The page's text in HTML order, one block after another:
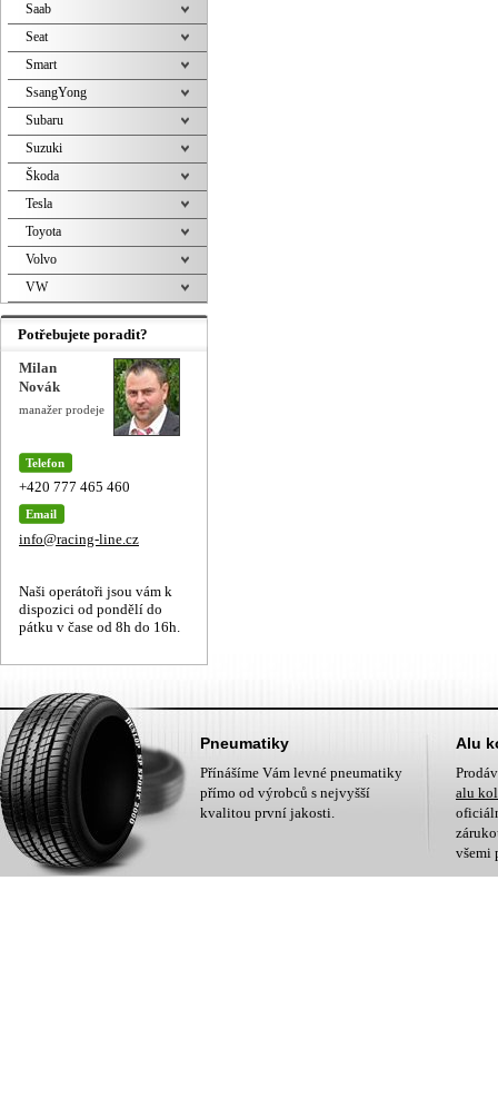
Saab
Seat
Smart
SsangYong
Subaru
Suzuki
Škoda
Tesla
Toyota
Volvo
VW
Potřebujete poradit?
Milan
Novák
manažer prodeje
Telefon
+420 777 465 460
Email
info@racing-line.cz
Naši operátoři jsou vám k
dispozici od pondělí do
pátku v čase od 8h do 16h.
Pneumatiky
Přínášíme Vám levné pneumatiky
přímo od výrobců s nejvyšší
kvalitou první jakosti.
Alu
alu
všemi